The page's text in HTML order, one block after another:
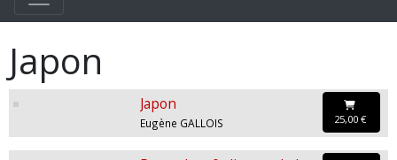
Japon
Japon
Eugène GALLOIS 25,00 €